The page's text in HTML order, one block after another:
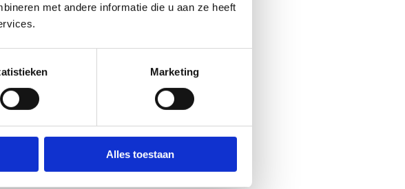
met andere informatie die u aan ze heeft
Marketing
Alles toestaan